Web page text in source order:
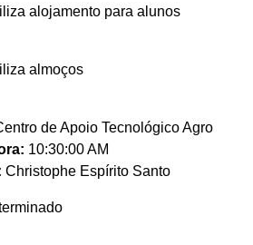
alojamento para alunos
almoços
de Apoio Tecnológico Agro
10:30:00 AM
Christophe Espírito Santo